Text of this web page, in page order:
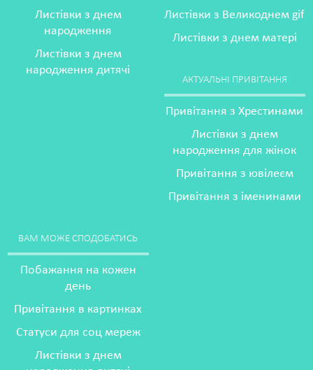
Листівки з днем
народження
Листівки з днем
народження дитячі
Листівки з Великоднем gif
Листівки з днем матері
АКТУАЛЬНІ ПРИВІТАННЯ
Привітання з Хрестинами
Листівки з днем
народження для жінок
Привітання з ювілеєм
Привітання з іменинами
ВАМ МОЖЕ СПОДОБАТИСЬ
Побажання на кожен
день
Привітання в картинках
Статуси для соц мереж
Листівки з днем